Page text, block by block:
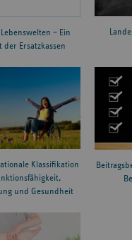
– Ein
der Ersatzkassen
Klassifikation
und Gesundheit